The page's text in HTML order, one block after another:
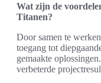
Wat zijn de
Titanen?
Door samen te
toegang tot
gemaakte
verbeterde